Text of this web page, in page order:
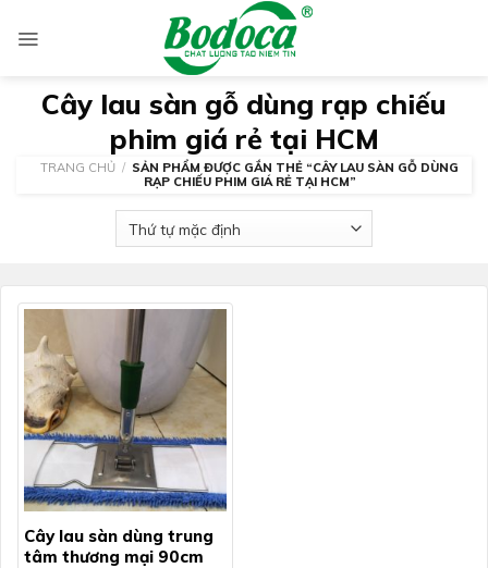
Cây lau sàn gỗ dùng rạp chiếu
phim giá rẻ tại HCM
TRANG CHỦ / SẢN PHẨM ĐƯỢC GẮN THẺ “CÂY LAU SÀN GỖ DÙNG
RẠP CHIẾU PHIM GIÁ RẺ TẠI HCM”
Cây lau sàn dùng trung
tâm thương mại 90cm